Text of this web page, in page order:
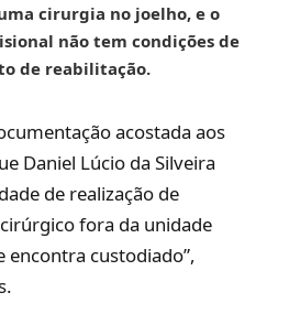
cirurgia no joelho, e o
não tem condições de
de reabilitação.
acostada aos
Daniel Lúcio da Silveira
de realização de
fora da unidade
encontra custodiado”,